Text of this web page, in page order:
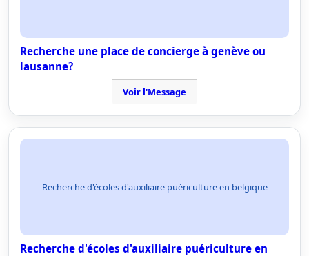
Recherche une place de concierge à genève ou
lausanne?
Voir l'Message
Recherche d'écoles d'auxiliaire puériculture en belgique
Recherche d'écoles d'auxiliaire puériculture en